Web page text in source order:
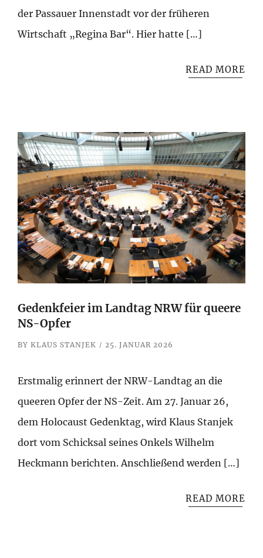
der Passauer Innenstadt vor der früheren
Wirtschaft „Regina Bar“. Hier hatte […]
READ MORE
Gedenkfeier im Landtag NRW für queere
NS-Opfer
BY KLAUS STANJEK 25. JANUAR 2026
Erstmalig erinnert der NRW-Landtag an die
queeren Opfer der NS-Zeit. Am 27. Januar 26,
dem Holocaust Gedenktag, wird Klaus Stanjek
dort vom Schicksal seines Onkels Wilhelm
Heckmann berichten. Anschließend werden […]
READ MORE